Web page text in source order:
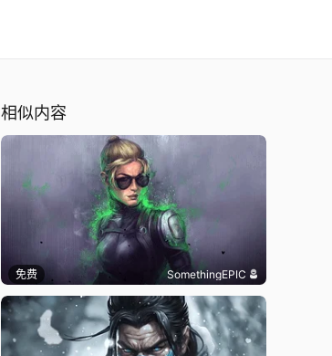
相似内容
免费 SomethingEPIC